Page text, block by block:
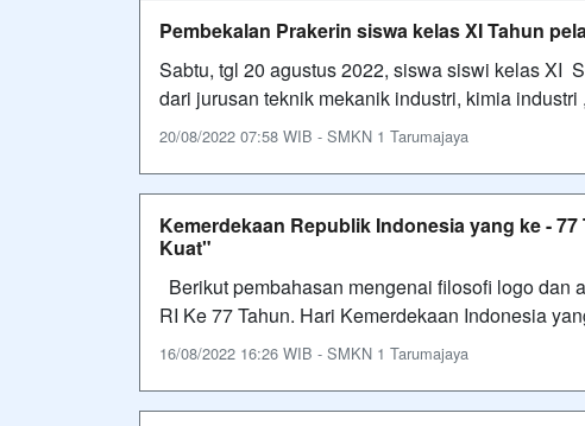
Pembekalan Prakerin siswa kelas XI Tahun
Sabtu, tgl 20 agustus 2022, siswa siswi kelas XI
dari jurusan teknik mekanik industri, kimia
20/08/2022 07:58 WIB - SMKN 1 Tarumajaya
Kemerdekaan Republik Indonesia yang ke -
Kuat"
Berikut pembahasan mengenai filosofi logo dan
RI Ke 77 Tahun. Hari Kemerdekaan Indonesia
16/08/2022 16:26 WIB - SMKN 1 Tarumajaya